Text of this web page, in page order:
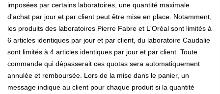
imposées par certains laboratoires, une quantité maximale
d'achat par jour et par client peut être mise en place. Notamment,
les produits des laboratoires Pierre Fabre et L'Oréal sont limités à
6 articles identiques par jour et par client, du laboratoire Caudalie
sont limités à 4 articles identiques par jour et par client. Toute
commande qui dépasserait ces quotas sera automatiquement
annulée et remboursée. Lors de la mise dans le panier, un
message indique au client pour chaque produit si la quantité